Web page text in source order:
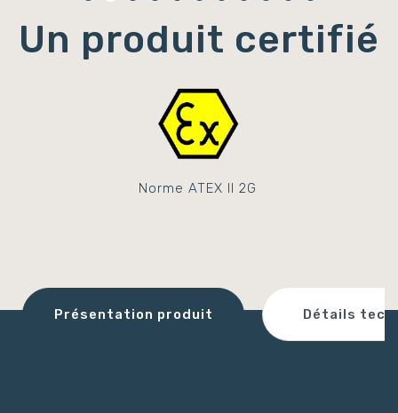
Un produit certifié
Norme ATEX II 2G
Présentation produit Détails